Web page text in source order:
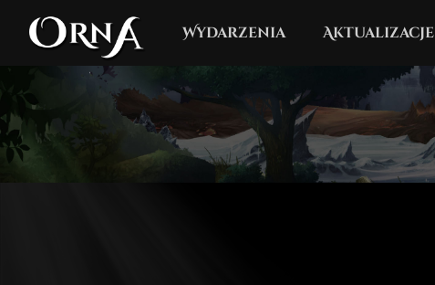
Wydarzenia Aktualizacje